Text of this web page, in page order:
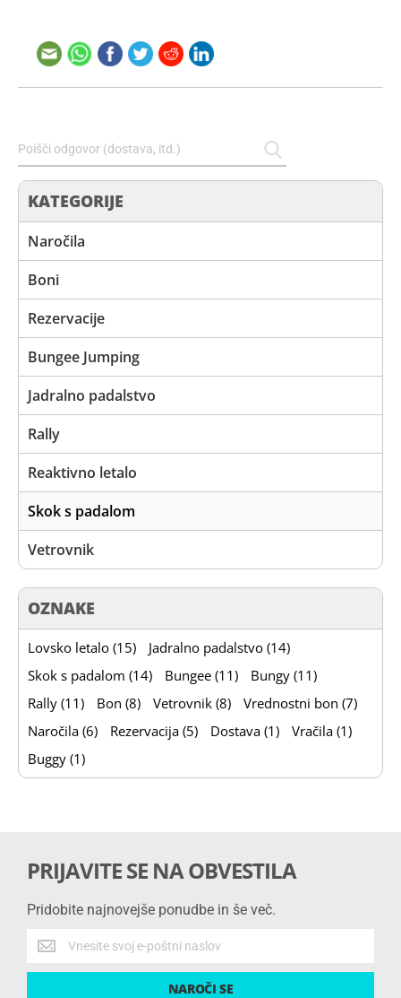
KATEGORIJE
Naročila
Boni
Rezervacije
Bungee Jumping
Jadralno padalstvo
Rally
Reaktivno letalo
Skok s padalom
Vetrovnik
OZNAKE
Lovsko letalo (15)
Jadralno padalstvo (14)
Skok s padalom (14)
Bungee (11)
Bungy (11)
Rally (11)
Bon (8) Vetrovnik (8)
Vrednostni bon (7)
Naročila (6)
Rezervacija (5) Dostava (1)
Vračila (1)
Buggy (1)
PRIJAVITE SE NA OBVESTILA
Pridobite najnovejše ponudbe in še več.
Pridobite
najnovejše
ponudbe
NAROČI SE